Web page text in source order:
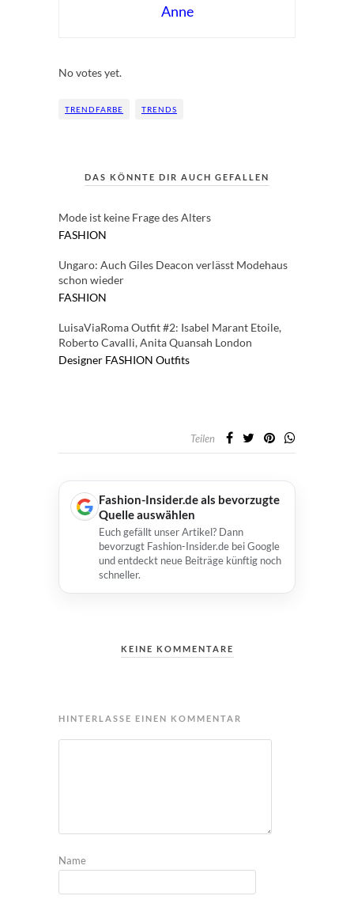
Anne
No votes yet.
TRENDFARBE TRENDS
DAS KÖNNTE DIR AUCH GEFALLEN
Mode ist keine Frage des Alters
FASHION
Ungaro: Auch Giles Deacon verlässt Modehaus
schon wieder
FASHION
LuisaViaRoma Outfit #2: Isabel Marant Etoile,
Roberto Cavalli, Anita Quansah London
Designer FASHION Outfits
Teilen
Fashion-Insider.de als bevorzugte
Quelle auswählen
Euch gefällt unser Artikel? Dann
bevorzugt Fashion-Insider.de bei Google
und entdeckt neue Beiträge künftig noch
schneller.
KEINE KOMMENTARE
HINTERLASSE EINEN KOMMENTAR
Name